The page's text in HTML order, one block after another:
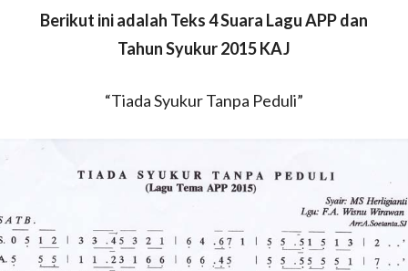
Berikut ini adalah Teks 4 Suara Lagu APP dan
Tahun Syukur 2015 KAJ
“Tiada Syukur Tanpa Peduli”